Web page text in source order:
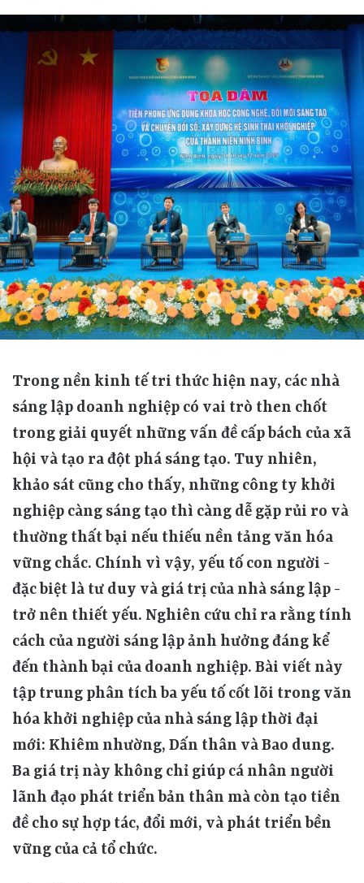
Trong nền kinh tế tri thức hiện nay, các nhà sáng lập doanh nghiệp có vai trò then chốt trong giải quyết những vấn đề cấp bách của xã hội và tạo ra đột phá sáng tạo. Tuy nhiên, khảo sát cũng cho thấy, những công ty khởi nghiệp càng sáng tạo thì càng dễ gặp rủi ro và thường thất bại nếu thiếu nền tảng văn hóa vững chắc. Chính vì vậy, yếu tố con người - đặc biệt là tư duy và giá trị của nhà sáng lập - trở nên thiết yếu. Nghiên cứu chỉ ra rằng tính cách của người sáng lập ảnh hưởng đáng kể đến thành bại của doanh